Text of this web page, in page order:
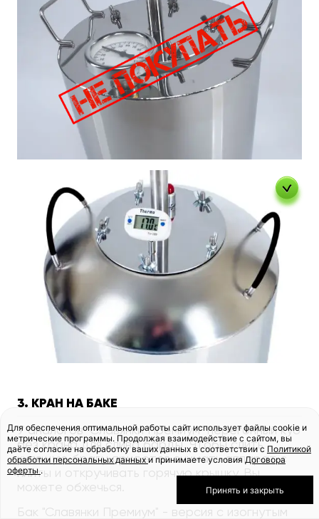
3. КРАН НА БАКЕ
У аналогов "Славянки Премиум" перегонный куб
без крана для слива барды. Чтобы слить
кипящую брагу, придется снимать аппарат с
плиты и откручивать горячую крышку. Вы
можете обжечься.
Бак "Славянки Премиум" - версия с изогнутым
Для обеспечения оптимальной работы сайт использует файлы cookie и
метрические программы. Продолжая взаимодействие с сайтом, вы
даёте согласие на обработку ваших данных в соответствии с Политикой
обработки персональных данныхи принимаете условияДоговора
оферты.
Принять и закрыть